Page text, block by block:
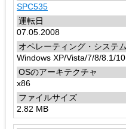
SPC535
07.05.2008
Windows XP/Vista/7/8/8.1/10
x86
2.82 MB